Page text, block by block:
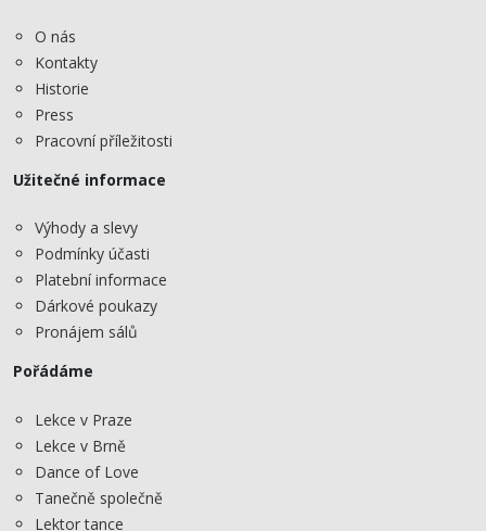
O nás
Kontakty
Historie
Press
Pracovní příležitosti
Užitečné informace
Výhody a slevy
Podmínky účasti
Platební informace
Dárkové poukazy
Pronájem sálů
Pořádáme
Lekce v Praze
Lekce v Brně
Dance of Love
Tanečně společně
Lektor tance